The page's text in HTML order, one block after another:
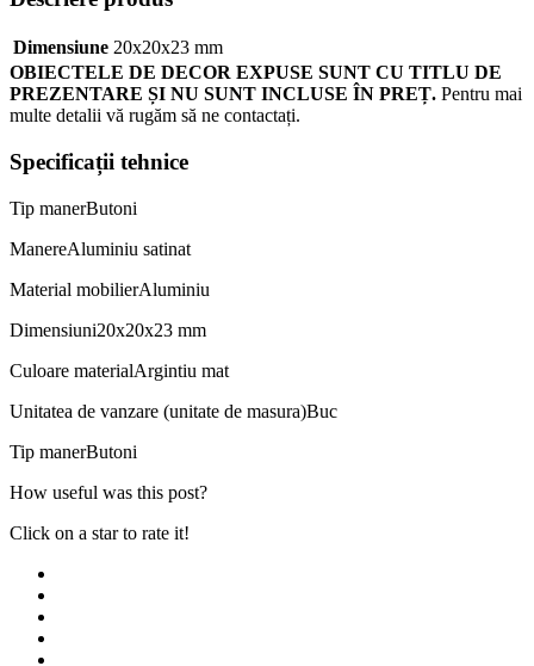
Dimensiune 20x20x23 mm
OBIECTELE DE DECOR EXPUSE SUNT CU TITLU DE
PREZENTARE ȘI NU SUNT INCLUSE ÎN PREȚ. Pentru mai
multe detalii vă rugăm să ne contactați.
Specificații tehnice
Tip manerButoni
ManereAluminiu satinat
Material mobilierAluminiu
Dimensiuni20x20x23 mm
Culoare materialArgintiu mat
Unitatea de vanzare (unitate de masura)Buc
Tip manerButoni
How useful was this post?
Click on a star to rate it!